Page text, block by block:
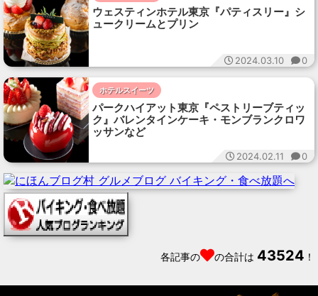
ウェスティンホテル東京『パティスリー』シ
ュークリームとプリン
2024.03.10 0
ホテルスイーツ
パークハイアット東京『ペストリーブティッ
ク』バレンタインケーキ・モンブランクロワ
ッサンなど
2024.02.11 0
各記事の の合計は 43524 ！